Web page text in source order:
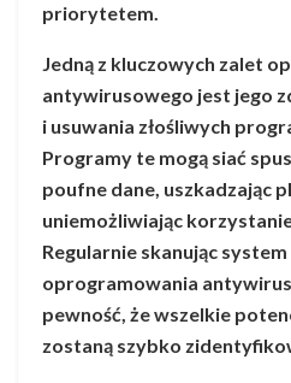
priorytetem.
Jedną z kluczowych zalet
antywirusowego jest jego
i usuwania złośliwych
Programy te mogą siać
poufne dane, uszkadzając
uniemożliwiając
Regularnie skanując
oprogramowania
pewność, że wszelkie
zostaną szybko